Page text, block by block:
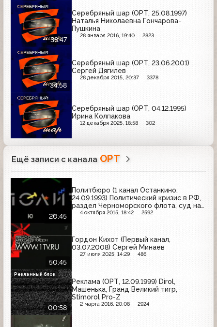
38:47
Серебряный шар (ОРТ, 25.08.1997)
Наталья Николаевна Гончарова-
Пушкина
28 января 2016, 19:40 2823
34:58
Серебряный шар (ОРТ, 23.06.2001)
Сергей Дягилев
28 декабря 2015, 20:37 3378
Серебряный шар (ОРТ, 04.12.1995)
Ирина Колпакова
12 декабря 2025, 18:58 302
Ещё записи с канала ОРТ
20:45
Политбюро (1 канал Останкино,
24.09.1993) Политический кризис в РФ,
раздел Черноморского флота, суд над
Гос. комитетом по ЧП; Г. Явлинский
4 октября 2015, 18:42 2592
50:45
Гордон Кихот (Первый канал,
03.07.2008) Сергей Минаев
27 июля 2025, 14:29 486
00:58
Реклама (ОРТ, 12.09.1999) Dirol,
Машенька, Гранд Великий тигр,
Stimorol Pro-Z
2 марта 2016, 20:08 2924
Рекламный блок